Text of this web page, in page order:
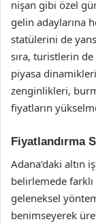
nişan gibi özel
gelin adaylarına
statülerini de
sıra, turistlerin
piyasa
zenginlikleri,
fiyatların
Fiyatlandırma
Adana’daki altın
belirlemede
geleneksel
benimseyerek